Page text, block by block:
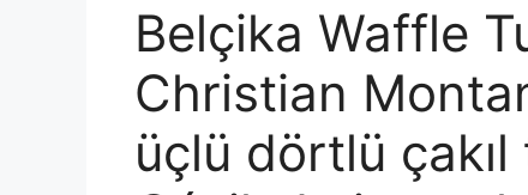
Belçika Waffle
Christian
üçlü dörtlü çakıl